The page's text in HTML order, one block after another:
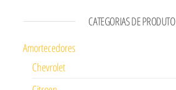
CATEGORIAS DE PRODUTO
Amortecedores
Chevrolet